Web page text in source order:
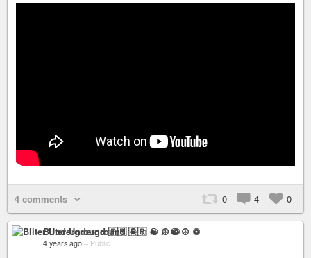
4 comments 0 4 0
Bliter Underground 🇫🇷 ☠ ♫ ☯ ☮ ♽
4 years ago – Public